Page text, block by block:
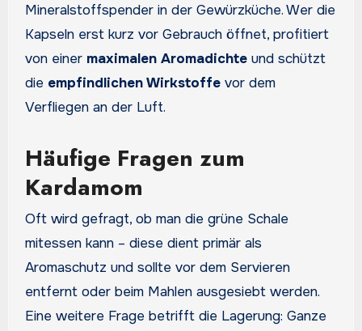
Mineralstoffspender in der Gewürzküche. Wer die
Kapseln erst kurz vor Gebrauch öffnet, profitiert
von einer maximalen Aromadichteund schützt
die empfindlichen Wirkstoffevor dem
Verfliegen an der Luft.
Häufige Fragen zum
Kardamom
Oft wird gefragt, ob man die grüne Schale
mitessen kann – diese dient primär als
Aromaschutz und sollte vor dem Servieren
entfernt oder beim Mahlen ausgesiebt werden.
Eine weitere Frage betrifft die Lagerung: Ganze